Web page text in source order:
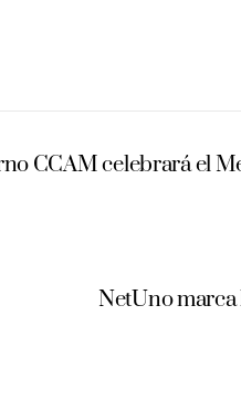
CCAM celebrará el
NetUno